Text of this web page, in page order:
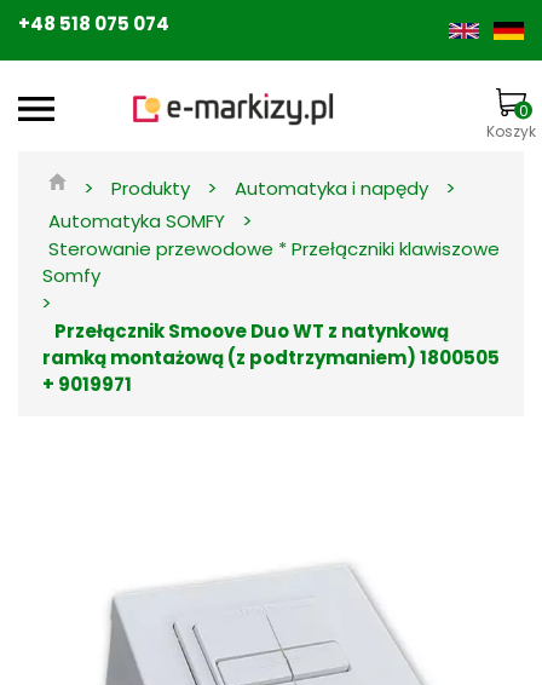
+48 518 075 074
0
Koszyk
> Produkty > Automatyka i napędy >
Automatyka SOMFY >
Sterowanie przewodowe * Przełączniki klawiszowe
Somfy
>
Przełącznik Smoove Duo WT z natynkową
ramką montażową (z podtrzymaniem) 1800505
+ 9019971